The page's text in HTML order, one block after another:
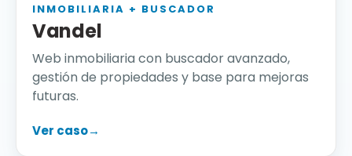
INMOBILIARIA + BUSCADOR
Vandel
Web inmobiliaria con buscador avanzado,
gestión de propiedades y base para mejoras
futuras.
Ver caso→